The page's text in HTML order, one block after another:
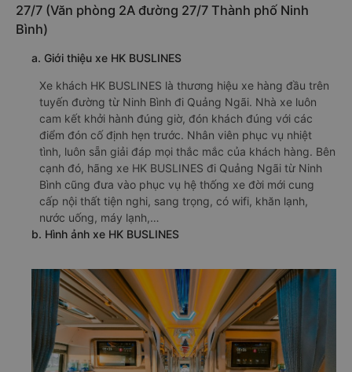
27/7 (Văn phòng 2A đường 27/7 Thành phố Ninh
Bình)
a. Giới thiệu xe HK BUSLINES
Xe khách HK BUSLINES là thương hiệu xe hàng đầu trên
tuyến đường từ Ninh Bình đi Quảng Ngãi. Nhà xe luôn
cam kết khởi hành đúng giờ, đón khách đúng với các
điểm đón cố định hẹn trước. Nhân viên phục vụ nhiệt
tình, luôn sẵn giải đáp mọi thắc mắc của khách hàng. Bên
cạnh đó, hãng xe HK BUSLINES đi Quảng Ngãi từ Ninh
Bình cũng đưa vào phục vụ hệ thống xe đời mới cung
cấp nội thất tiện nghi, sang trọng, có wifi, khăn lạnh,
nước uống, máy lạnh,…
b. Hình ảnh xe HK BUSLINES